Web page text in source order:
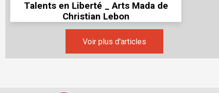
Talents en Liberté _ Arts Mada de
Christian Lebon
Voir plus d'articles